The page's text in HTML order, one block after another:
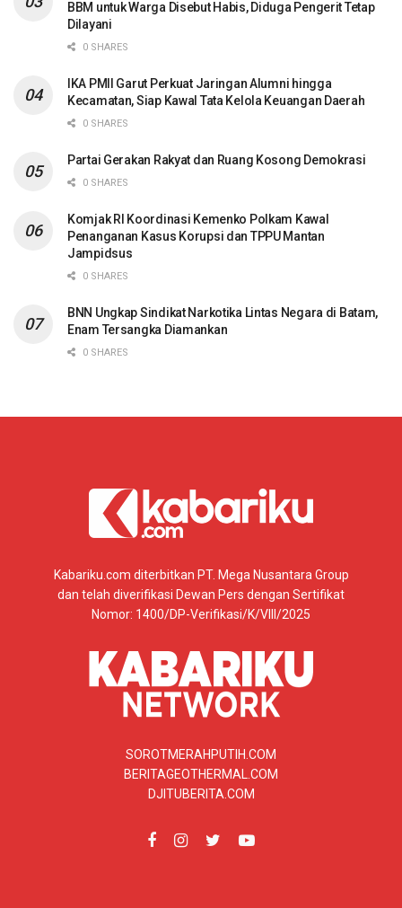
BBM untuk Warga Disebut Habis, Diduga Pengerit Tetap
Dilayani
0 SHARES
IKA PMII Garut Perkuat Jaringan Alumni hingga
Kecamatan, Siap Kawal Tata Kelola Keuangan Daerah
0 SHARES
Partai Gerakan Rakyat dan Ruang Kosong Demokrasi
0 SHARES
Komjak RI Koordinasi Kemenko Polkam Kawal
Penanganan Kasus Korupsi dan TPPU Mantan
Jampidsus
0 SHARES
BNN Ungkap Sindikat Narkotika Lintas Negara di Batam,
Enam Tersangka Diamankan
0 SHARES
Kabariku.com diterbitkan PT. Mega Nusantara Group
dan telah diverifikasi Dewan Pers dengan Sertifikat
Nomor: 1400/DP-Verifikasi/K/VIII/2025
SOROTMERAHPUTIH.COM
BERITAGEOTHERMAL.COM
DJITUBERITA.COM